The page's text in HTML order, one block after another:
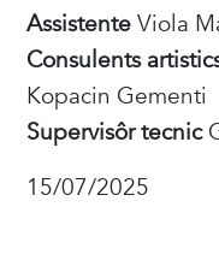
AssistenteViola
Consulents
Kopacin Gementi
Supervisôr tecnic
15/07/2025